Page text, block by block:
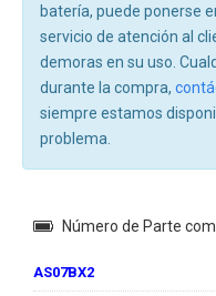
batería, puede ponerse
servicio de atención al
demoras en su uso.
durante la compra,
siempre estamos
problema.
Número de Parte
AS07BX2